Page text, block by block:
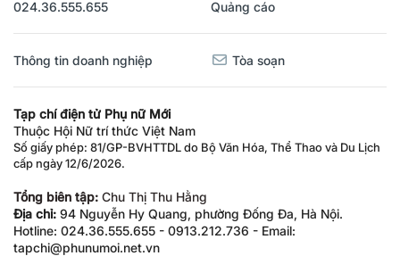
024.36.555.655
Quảng cáo
Thông tin doanh nghiệp Tòa soạn
Tạp chí điện tử Phụ nữ Mới
Thuộc Hội Nữ trí thức Việt Nam
Số giấy phép: 81/GP-BVHTTDL do Bộ Văn Hóa, Thể Thao và Du Lịch
cấp ngày 12/6/2026.
Tổng biên tập: Chu Thị Thu Hằng
Địa chỉ: 94 Nguyễn Hy Quang, phường Đống Đa, Hà Nội.
Hotline: 024.36.555.655 - 0913.212.736 - Email:
tapchi@phunumoi.net.vn